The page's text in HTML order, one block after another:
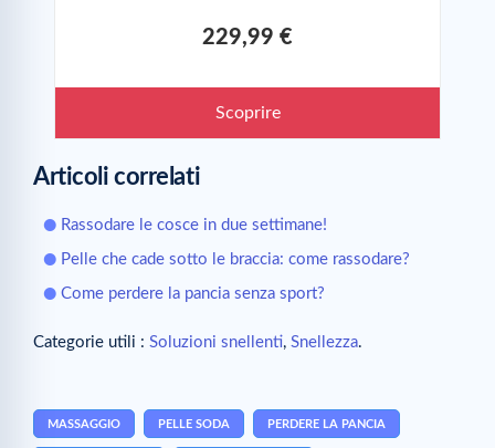
229,99 €
Scoprire
Articoli correlati
Rassodare le cosce in due settimane!
Pelle che cade sotto le braccia: come rassodare?
Come perdere la pancia senza sport?
Categorie utili : Soluzioni snellenti, Snellezza.
MASSAGGIO PELLE SODA PERDERE LA PANCIA